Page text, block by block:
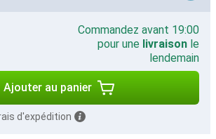
Commandez avant 19:00
pour une livraison le
lendemain
Ajouter au panier
d'expédition